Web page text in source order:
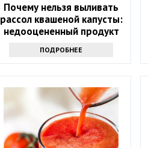
Почему нельзя выливать
рассол квашеной капусты:
недооцененный продукт
ПОДРОБНЕЕ